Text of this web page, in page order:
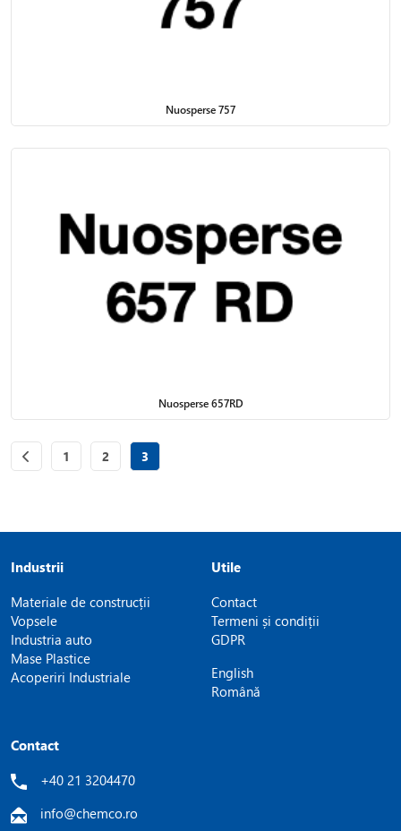
Nuosperse 757
Nuosperse 657RD
Page
1 Page
2 Page
3
Industrii
Materiale de construcții
Vopsele
Industria auto
Mase Plastice
Acoperiri Industriale
Utile
Contact
Termeni și condiții
GDPR
English
Română
Contact
+40 21 3204470
info@chemco.ro